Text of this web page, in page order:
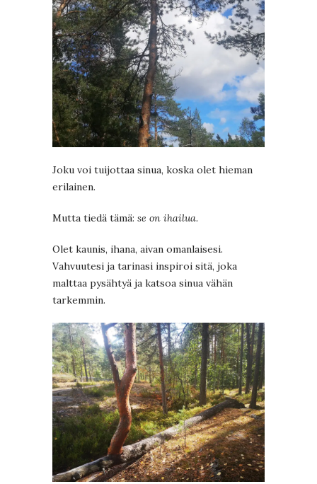
Joku voi tuijottaa sinua, koska olet hieman
erilainen.
Mutta tiedä tämä: se on ihailua.
Olet kaunis, ihana, aivan omanlaisesi.
Vahvuutesi ja tarinasi inspiroi sitä, joka
malttaa pysähtyä ja katsoa sinua vähän
tarkemmin.